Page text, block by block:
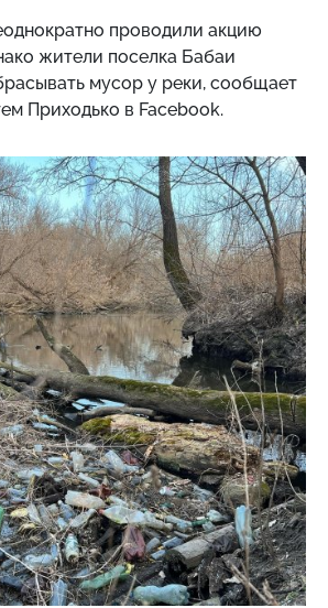
проводили акцию
жители поселка Бабаи
мусор у реки, сообщает
Приходько в Facebook.